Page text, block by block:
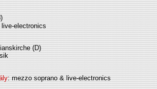
electronics
(D)
: mezzo soprano & live-electronics